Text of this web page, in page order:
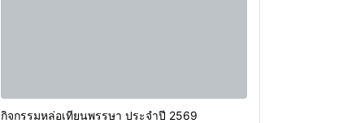
กิจกรรมหล่อเทียนพรรษา ประจำปี 2569